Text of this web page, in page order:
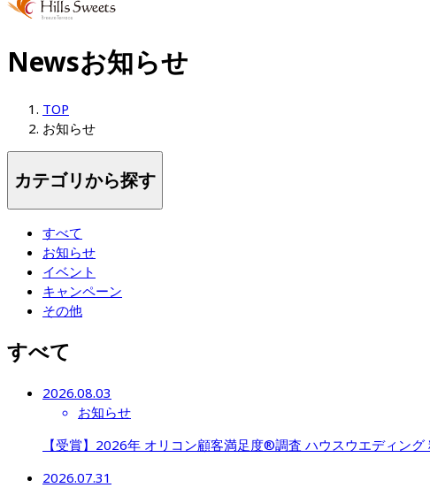
Newsお知らせ
TOP
お知らせ
カテゴリから探す
すべて
お知らせ
イベント
キャンペーン
その他
すべて
2026.08.03
お知らせ
【受賞】2026年 オリコン顧客満足度®調査 ハウスウエディン
2026.07.31